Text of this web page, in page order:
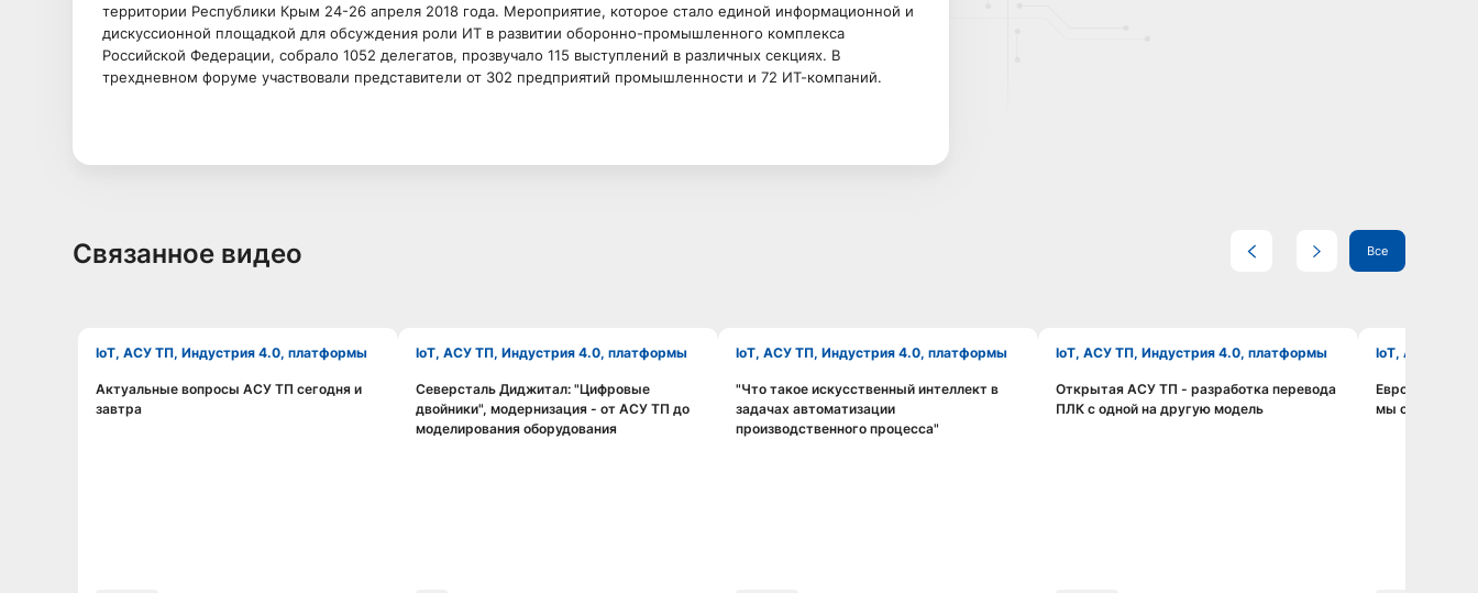
территории Республики Крым 24-26 апреля 2018 года. Мероприятие, которое стало единой информационной и
дискуссионной площадкой для обсуждения роли ИТ в развитии оборонно-промышленного комплекса
Российской Федерации, собрало 1052 делегатов, прозвучало 115 выступлений в различных секциях. В
трехдневном форуме участвовали представители от 302 предприятий промышленности и 72 ИТ-компаний.
Связанное видео Все
IoT, АСУ ТП, Индустрия 4.0, платформы
Смотреть видео
Актуальные вопросы АСУ ТП сегодня и
завтра
IoT, АСУ ТП, Индустрия 4.0, платформы
Смотреть видео
Северсталь Диджитал: "Цифровые
двойники", модернизация - от АСУ ТП до
моделирования оборудования
IoT, АСУ ТП, Индустрия 4.0, платформы
Смотреть видео
"Что такое искусственный интеллект в
задачах автоматизации
производственного процесса"
IoT, АСУ ТП, Индустрия 4.0, платформы
Смотреть видео
Открытая АСУ ТП - разработка перевода
ПЛК с одной на другую модель
IoT, АСУ ТП,
ЕвроХим: в
мы открыты